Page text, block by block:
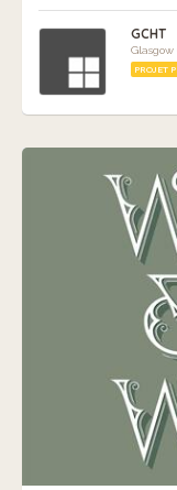
GCHT
PROJET